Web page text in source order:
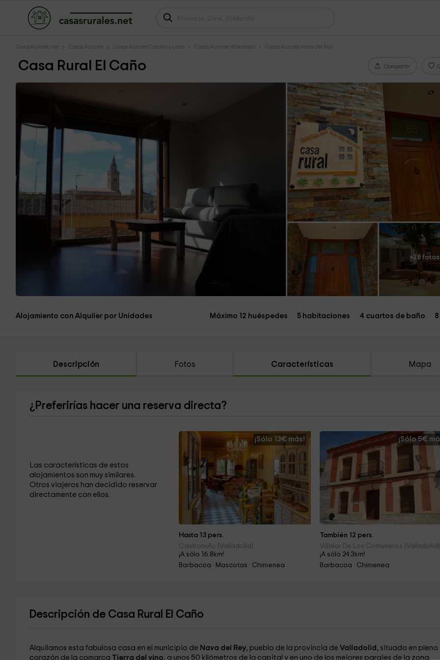
CasasRurales.net Casas Rurales Casas Rurales Castilla y León Casas Rurales Valladolid Casas Rurales Nava Del Rey
Casa Rural El Caño Compartir
+28 fotos
Alojamiento con Alquiler por Unidades Máximo 12 huéspedes 5 habitaciones 4 cuartos de baño
Descripción Fotos Características Mapa
¿Preferirías hacer una reserva directa?
Las características de estos
alojamientos son muy similares.
Otros viajeros han decidido reservar
directamente con ellos.
¡Sólo 13€ más!
Hasta 13 pers.
Castronuño (Valladolid)
¡A sólo 16.8km!
Barbacoa · Mascotas · Chimenea
¡Sólo 5€
También 12 pers.
Villalar De Los Comuneros (Valladolid)
¡A sólo 24.3km!
Barbacoa · Chimenea
Descripción de Casa Rural El Caño
Alquilamos esta fabulosa casa en el municipio de Nava del Rey, pueblo de la provincia de Valladolid , situado en pleno
corazón de la comarca Tierra del vino, a unos 50 kilómetros de la capital y en uno de los mejores parajes de la zona.